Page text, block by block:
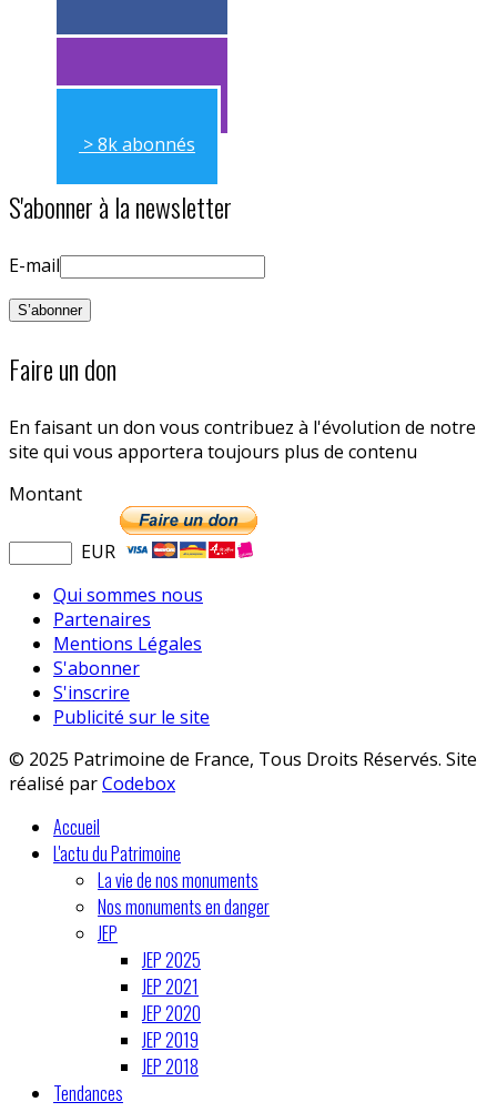
> 11k abonnés
> 11k abonnés
> 8k abonnés
S'abonner à la newsletter
E-mail
Faire un don
En faisant un don vous contribuez à l'évolution de notre
site qui vous apportera toujours plus de contenu
Montant
EUR
Qui sommes nous
Partenaires
Mentions Légales
S'abonner
S'inscrire
Publicité sur le site
© 2025 Patrimoine de France, Tous Droits Réservés. Site
réalisé parCodebox
Accueil
L'actu du Patrimoine
La vie de nos monuments
Nos monuments en danger
JEP
JEP 2025
JEP 2021
JEP 2020
JEP 2019
JEP 2018
Tendances